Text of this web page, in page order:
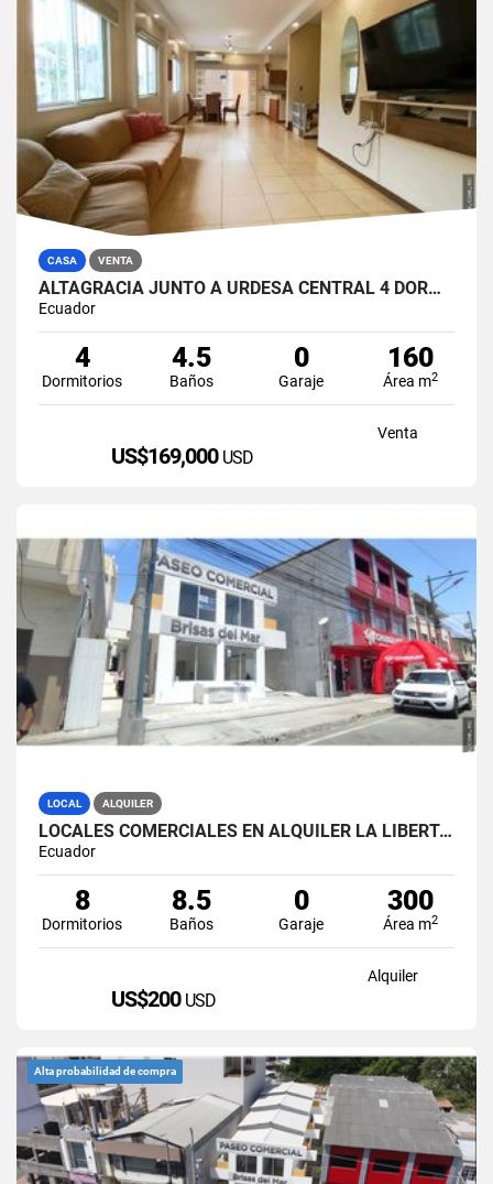
CASA VENTA
ALTAGRACIA JUNTO A URDESA CENTRAL 4 DORMITORIOS CASA EN VENTA
Ecuador
4
Dormitorios
4.5
Baños
0
Garaje
160
Área m2
Venta
US$169,000 USD
LOCAL ALQUILER
LOCALES COMERCIALES EN ALQUILER LA LIBERTAD AV. 9 OCTUBRE
Ecuador
8
Dormitorios
8.5
Baños
0
Garaje
300
Área m2
Alquiler
US$200 USD
Alta probabilidad de compra